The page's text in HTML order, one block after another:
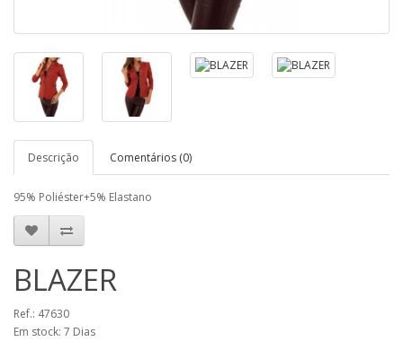
Descrição Comentários (0)
95% Poliéster+5% Elastano
BLAZER
Ref.: 47630
Em stock: 7 Dias